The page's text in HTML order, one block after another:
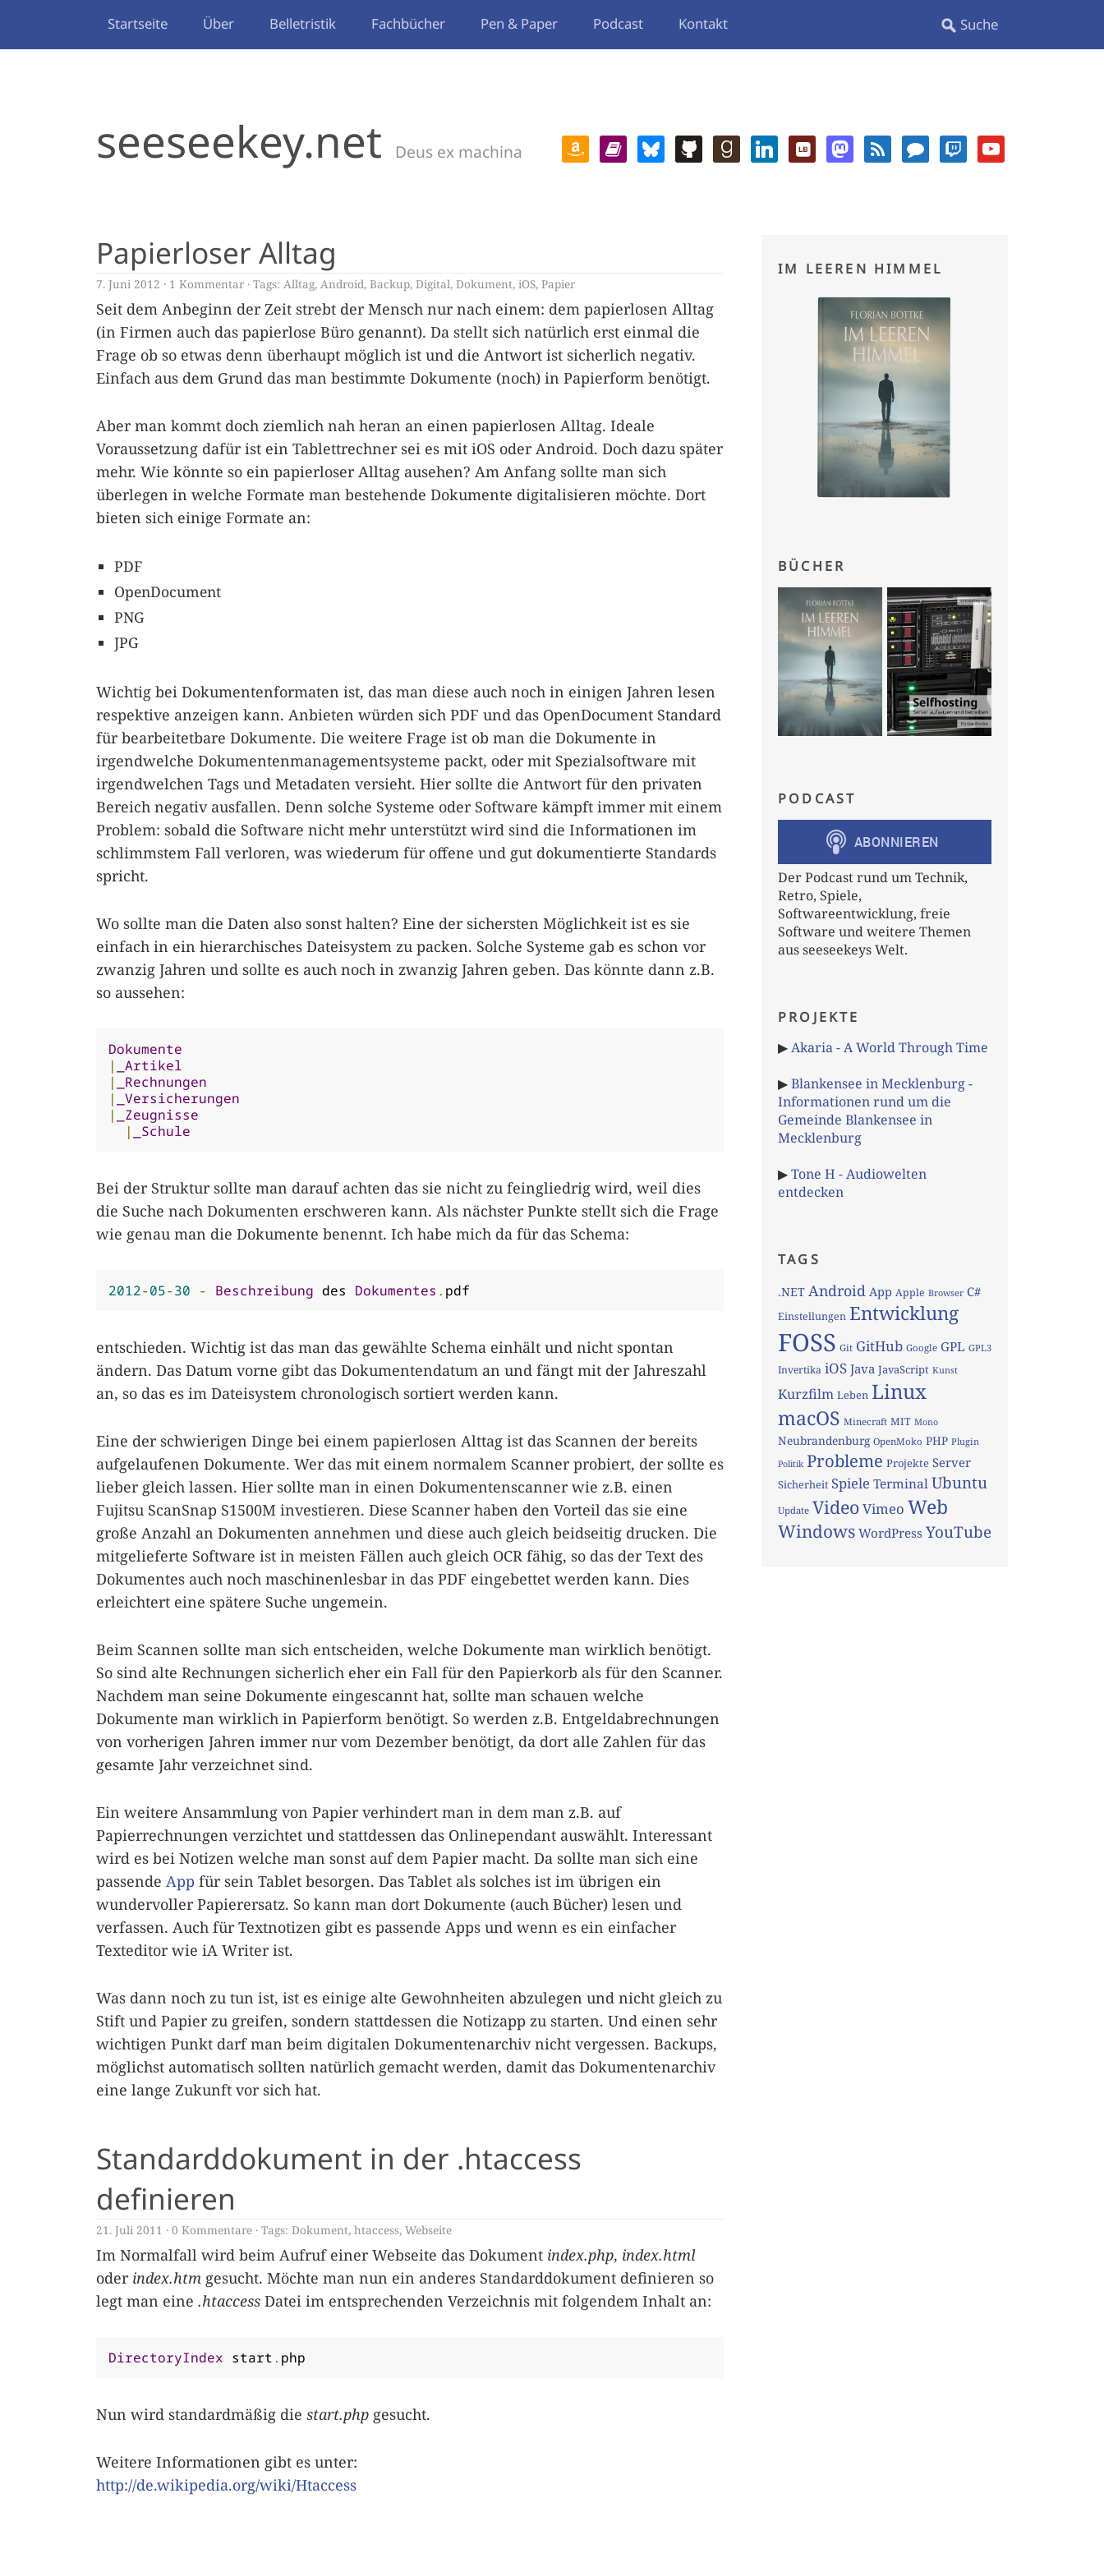
Startseite Über Belletristik Fachbücher Pen & Paper Podcast Kontakt
seeseekey.net Deus ex machina
Papierloser Alltag
7. Juni 2012 1 Kommentar Tags: Alltag, Android, Backup, Digital, Dokument, iOS, Papier
Seit dem Anbeginn der Zeit strebt der Mensch nur nach einem: dem papierlosen Alltag
(in Firmen auch das papierlose Büro genannt). Da stellt sich natürlich erst einmal die
Frage ob so etwas denn überhaupt möglich ist und die Antwort ist sicherlich negativ.
Einfach aus dem Grund das man bestimmte Dokumente (noch) in Papierform benötigt.
Aber man kommt doch ziemlich nah heran an einen papierlosen Alltag. Ideale
Voraussetzung dafür ist ein Tablettrechner sei es mit iOS oder Android. Doch dazu später
mehr. Wie könnte so ein papierloser Alltag ausehen? Am Anfang sollte man sich
überlegen in welche Formate man bestehende Dokumente digitalisieren möchte. Dort
bieten sich einige Formate an:
PDF
OpenDocument
PNG
JPG
Wichtig bei Dokumentenformaten ist, das man diese auch noch in einigen Jahren lesen
respektive anzeigen kann. Anbieten würden sich PDF und das OpenDocument Standard
für bearbeitetbare Dokumente. Die weitere Frage ist ob man die Dokumente in
irgendwelche Dokumentenmanagementsysteme packt, oder mit Spezialsoftware mit
irgendwelchen Tags und Metadaten versieht. Hier sollte die Antwort für den privaten
Bereich negativ ausfallen. Denn solche Systeme oder Software kämpft immer mit einem
Problem: sobald die Software nicht mehr unterstützt wird sind die Informationen im
schlimmstem Fall verloren, was wiederum für offene und gut dokumentierte Standards
spricht.
Wo sollte man die Daten also sonst halten? Eine der sichersten Möglichkeit ist es sie
einfach in ein hierarchisches Dateisystem zu packen. Solche Systeme gab es schon vor
zwanzig Jahren und sollte es auch noch in zwanzig Jahren geben. Das könnte dann z.B.
so aussehen:
Dokumente
|
_Artikel
|
_Rechnungen
|
_Versicherungen
|
_Zeugnisse
|
_Schule
Bei der Struktur sollte man darauf achten das sie nicht zu feingliedrig wird, weil dies
die Suche nach Dokumenten erschweren kann. Als nächster Punkte stellt sich die Frage
wie genau man die Dokumente benennt. Ich habe mich da für das Schema:
2012-05-30 - Beschreibung des Dokumentes . pdf
entschieden. Wichtig ist das man das gewählte Schema einhält und nicht spontan
ändern. Das Datum vorne gibt das Dokumentendatum an und fängt mit der Jahreszahl
an, so das es im Dateisystem chronologisch sortiert werden kann.
Eine der schwierigen Dinge bei einem papierlosen Alttag ist das Scannen der bereits
aufgelaufenen Dokumente. Wer das mit einem normalem Scanner probiert, der sollte es
lieber gleich lassen. Hier sollte man in einen Dokumentenscanner wie z.B. einen
Fujitsu ScanSnap S1500M investieren. Diese Scanner haben den Vorteil das sie eine
große Anzahl an Dokumenten annehmen und diese auch gleich beidseitig drucken. Die
mitgelieferte Software ist in meisten Fällen auch gleich OCR fähig, so das der Text des
Dokumentes auch noch maschinenlesbar in das PDF eingebettet werden kann. Dies
erleichtert eine spätere Suche ungemein.
Beim Scannen sollte man sich entscheiden, welche Dokumente man wirklich benötigt.
So sind alte Rechnungen sicherlich eher ein Fall für den Papierkorb als für den Scanner.
Nachdem man seine Dokumente eingescannt hat, sollte man schauen welche
Dokumente man wirklich in Papierform benötigt. So werden z.B. Entgeldabrechnungen
von vorherigen Jahren immer nur vom Dezember benötigt, da dort alle Zahlen für das
gesamte Jahr verzeichnet sind.
Ein weitere Ansammlung von Papier verhindert man in dem man z.B. auf
Papierrechnungen verzichtet und stattdessen das Onlinependant auswählt. Interessant
wird es bei Notizen welche man sonst auf dem Papier macht. Da sollte man sich eine
passende App für sein Tablet besorgen. Das Tablet als solches ist im übrigen ein
wundervoller Papierersatz. So kann man dort Dokumente (auch Bücher) lesen und
verfassen. Auch für Textnotizen gibt es passende Apps und wenn es ein einfacher
Texteditor wie iA Writer ist.
Was dann noch zu tun ist, ist es einige alte Gewohnheiten abzulegen und nicht gleich zu
Stift und Papier zu greifen, sondern stattdessen die Notizapp zu starten. Und einen sehr
wichtigen Punkt darf man beim digitalen Dokumentenarchiv nicht vergessen. Backups,
möglichst automatisch sollten natürlich gemacht werden, damit das Dokumentenarchiv
eine lange Zukunft vor sich hat.
Standarddokument in der .htaccess
definieren
21. Juli 2011 0 Kommentare Tags: Dokument, htaccess, Webseite
Im Normalfall wird beim Aufruf einer Webseite das Dokument index.php, index.html
oder index.htm gesucht. Möchte man nun ein anderes Standarddokument definieren so
legt man eine .htaccess Datei im entsprechenden Verzeichnis mit folgendem Inhalt an:
DirectoryIndex start. php
Nun wird standardmäßig die start.php gesucht.
Weitere Informationen gibt es unter:
http://de.wikipedia.org/wiki/Htaccess
IM LEEREN HIMMEL
BÜCHER
PODCAST
Der Podcast rund um Technik,
Retro, Spiele,
Softwareentwicklung, freie
Software und weitere Themen
aus seeseekeys Welt.
PROJEKTE
▶Akaria - A World Through Time
▶Blankensee in Mecklenburg -
Informationen rund um die
Gemeinde Blankensee in
Mecklenburg
▶Tone H - Audiowelten
entdecken
TAGS
.NET Android App Apple Browser C#
Einstellungen Entwicklung
FOSS Git GitHub Google GPL GPL3
Invertika iOS Java JavaScript Kunst
Kurzfilm Leben Linux
macOS Minecraft MIT Mono
Neubrandenburg OpenMoko PHP Plugin
Politik Probleme Projekte Server
Sicherheit Spiele TerminalUbuntu
Update VideoVimeo Web
Windows WordPress YouTube